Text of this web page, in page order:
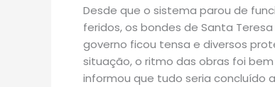
Desde que o sistema parou de
feridos, os bondes de Santa
governo ficou tensa e diversos
situação, o ritmo das obras foi
informou que tudo seria concluído